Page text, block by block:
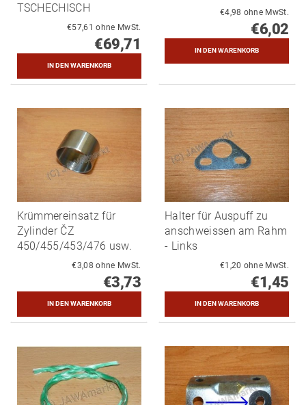
TSCHECHISCH
€57,61 ohne MwSt.
€69,71
€4,98 ohne MwSt.
€6,02
Krümmereinsatz für
Zylinder ČZ
450/455/453/476 usw.
€3,08 ohne MwSt.
€3,73
Halter für Auspuff zu
anschweissen am Rahm
- Links
€1,20 ohne MwSt.
€1,45